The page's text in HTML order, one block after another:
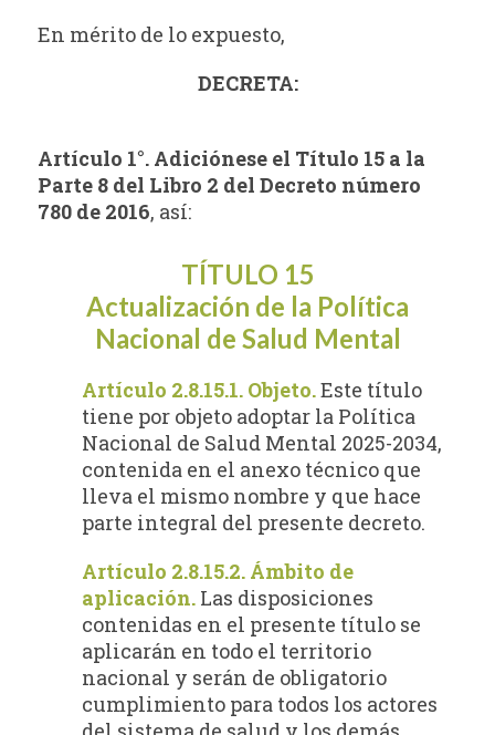
En mérito de lo expuesto,
DECRETA:
Artículo 1°. Adiciónese el Título 15 a la
Parte 8 del Libro 2 del Decreto número
780 de 2016, así:
TÍTULO 15
Actualización de la Política
Nacional de Salud Mental
Artículo 2.8.15.1. Objeto.Este título
tiene por objeto adoptar la Política
Nacional de Salud Mental 2025-2034,
contenida en el anexo técnico que
lleva el mismo nombre y que hace
parte integral del presente decreto.
Artículo 2.8.15.2. Ámbito de
aplicación. Las disposiciones
contenidas en el presente título se
aplicarán en todo el territorio
nacional y serán de obligatorio
cumplimiento para todos los actores